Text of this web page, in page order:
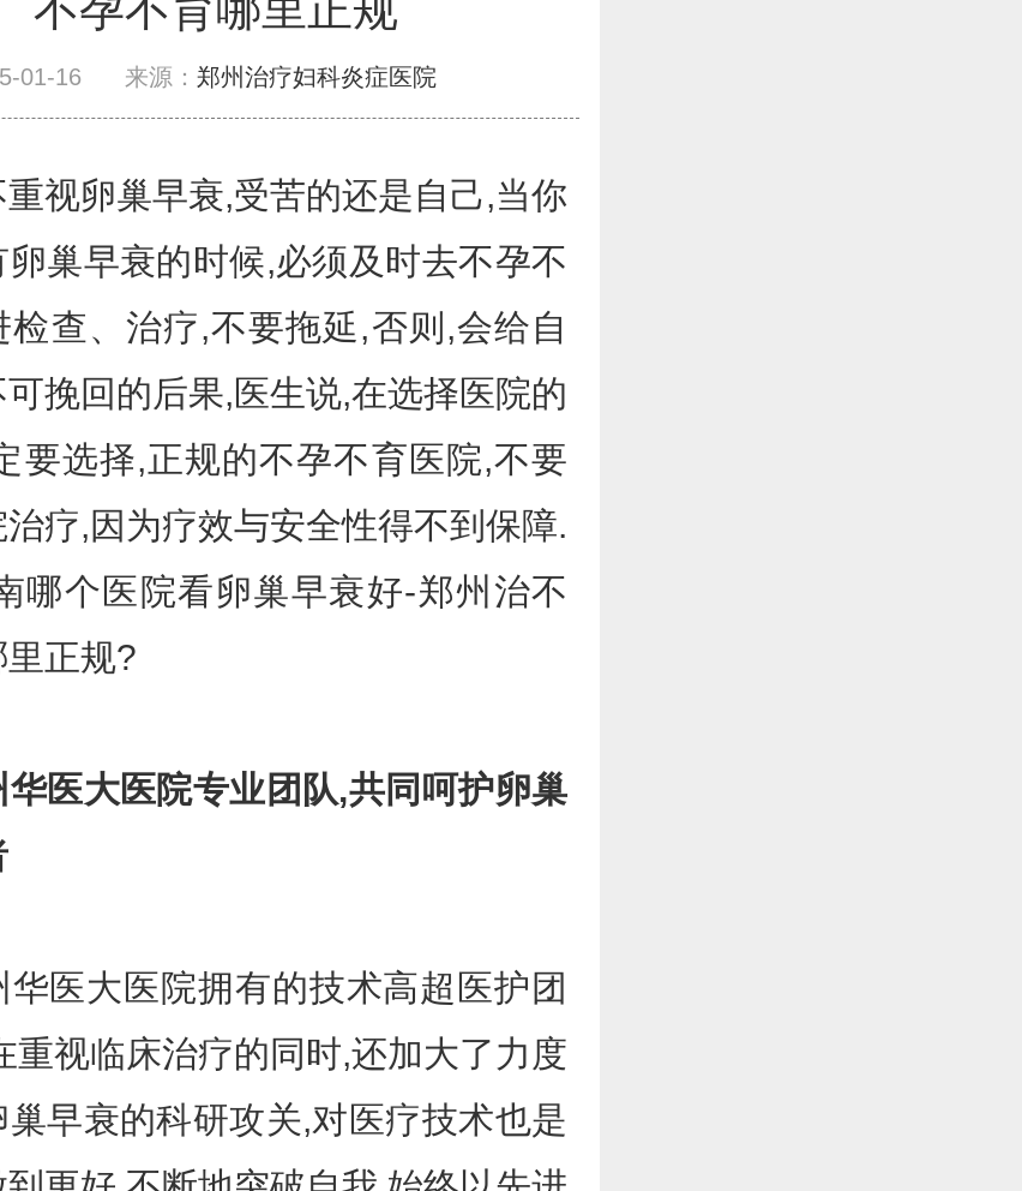
01-16 来源： 郑州治疗妇科炎症医院
卵巢早衰,受苦的还是自己,当你
巢早衰的时候,必须及时去不孕不
检查、治疗,不要拖延,否则,会给自
挽回的后果,医生说,在选择医院的
要选择,正规的不孕不育医院,不要
疗,因为疗效与安全性得不到保障.
哪个医院看卵巢早衰好-郑州治不
正规?
华医大医院专业团队,共同呵护卵巢
大医院拥有的技术高超医护团
重视临床治疗的同时,还加大了力度
早衰的科研攻关,对医疗技术也是